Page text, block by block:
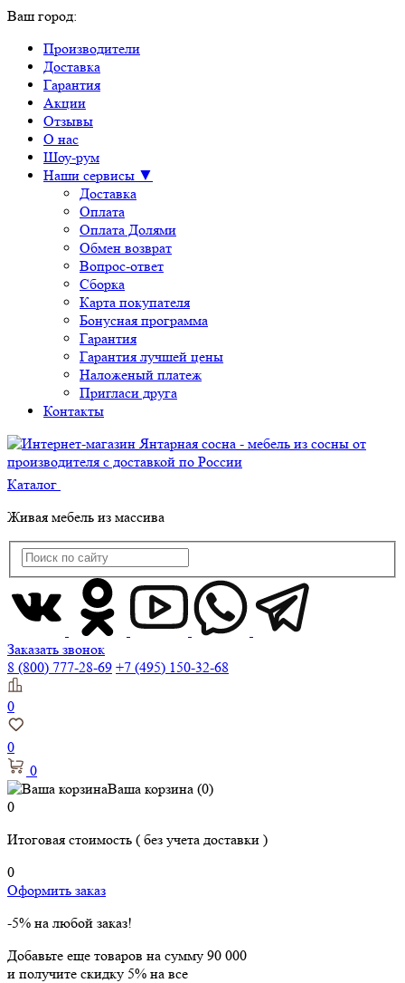
Ваш город:
Производители
Доставка
Гарантия
Акции
Отзывы
О нас
Шоу-рум
Наши сервисы ▼
Доставка
Оплата
Оплата Долями
Обмен возврат
Вопрос-ответ
Сборка
Карта покупателя
Бонусная программа
Гарантия
Гарантия лучшей цены
Наложеный платеж
Пригласи друга
Контакты
Каталог
Живая мебель из массива
Заказать звонок
8 (800) 777-28-69 +7 (495) 150-32-68
0
0
0
Ваша корзина (0)
0
Итоговая стоимость ( без учета доставки )
0
Оформить заказ
-5% на любой заказ!
Добавьте еще товаров на сумму 90 000
и получите скидку 5% на все